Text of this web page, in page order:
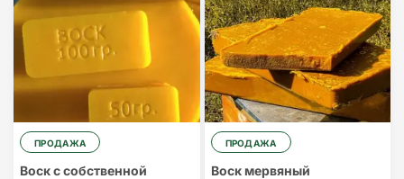
ПРОДАЖА
Воск с собственной
ПРОДАЖА
Воск мервяный